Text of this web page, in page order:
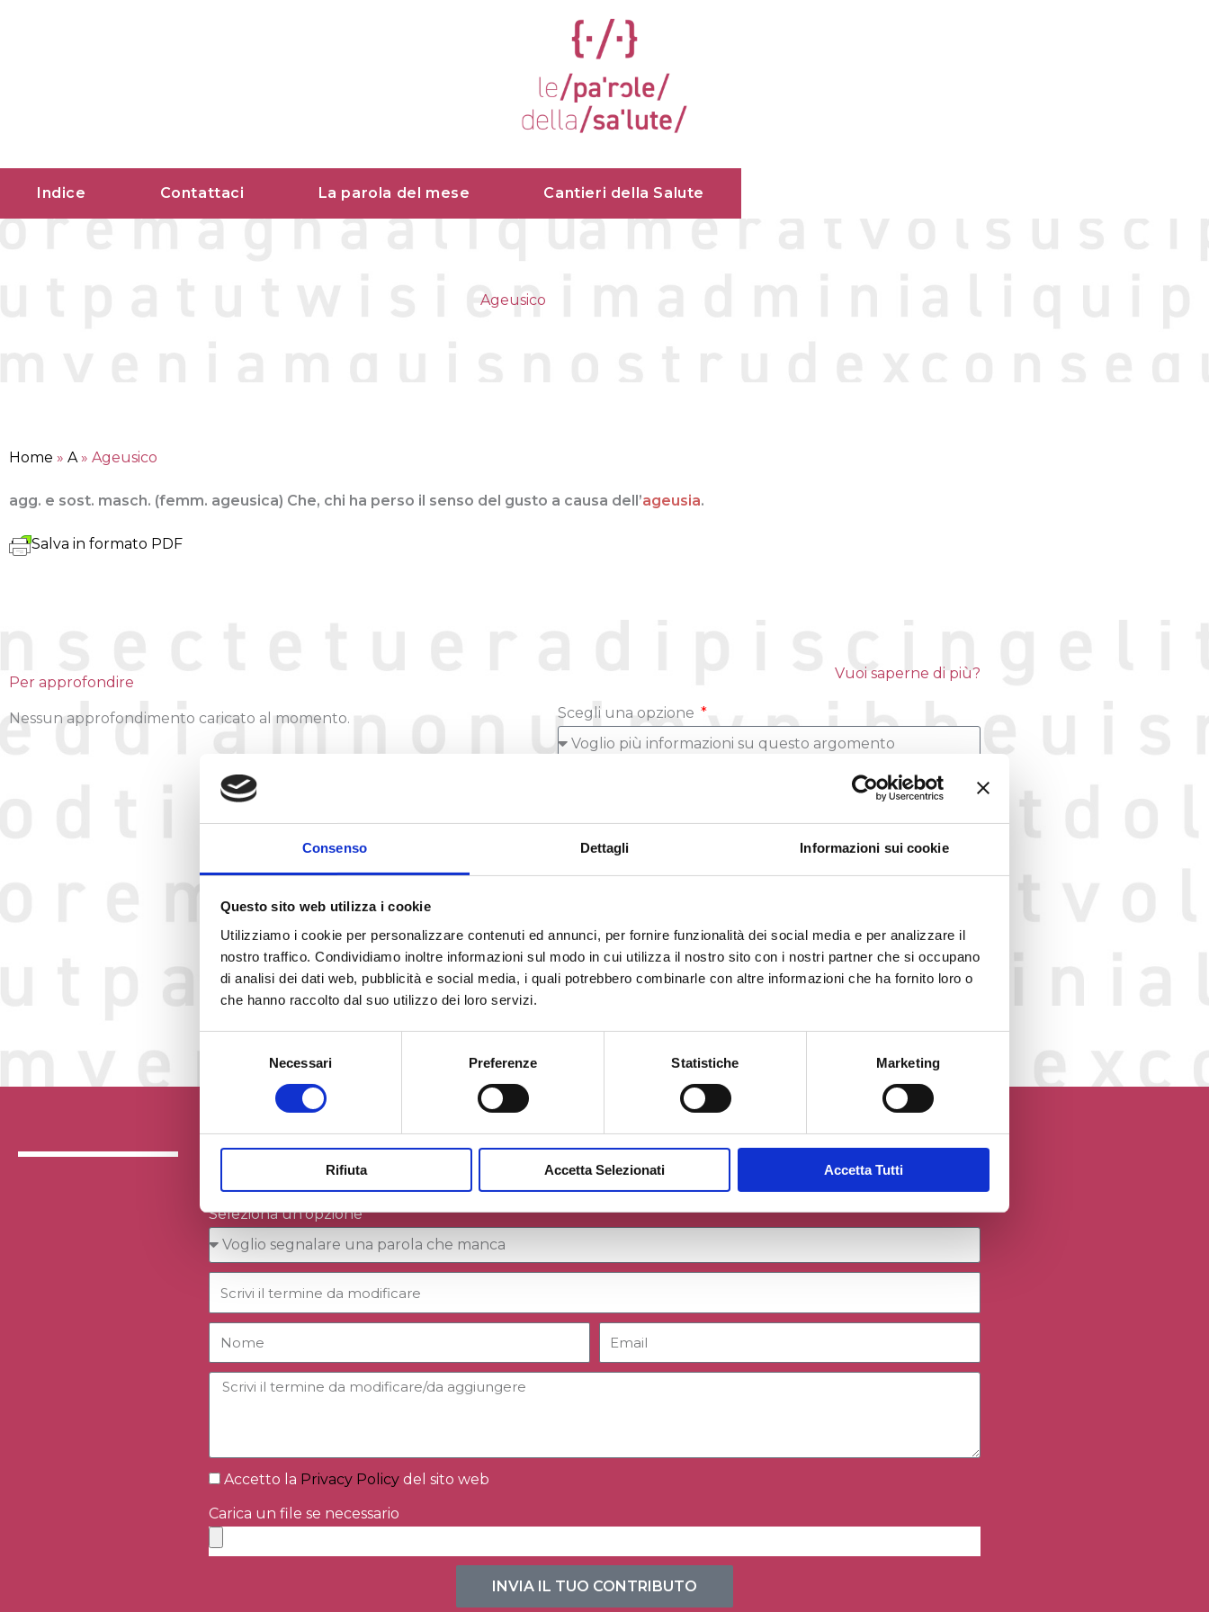
Consenso Dettagli Informazioni sui cookie
Questo sito web utilizza i cookie
Utilizziamo i cookie per personalizzare contenuti ed annunci, per fornire funzionalità dei social media e per analizzare il
nostro traffico. Condividiamo inoltre informazioni sul modo in cui utilizza il nostro sito con i nostri partner che si occupano
di analisi dei dati web, pubblicità e social media, i quali potrebbero combinarle con altre informazioni che ha fornito loro o
che hanno raccolto dal suo utilizzo dei loro servizi.
consenso
Necessari Preferenze Statistiche Marketing
Rifiuta Accetta Selezionati Accetta Tutti
Indice Contattaci La parola del mese Cantieri della Salute
Ageusico
Home » A» Ageusico
agg. e sost. masch. (femm. ageusica) Che, chi ha perso il senso del gusto a causa dell’ageusia.
Salva in formato PDF
Per approfondire
Nessun approfondimento caricato al momento.
Vuoi saperne di più?
Scegli una opzione
Accetto laPrivacy Policydel sito web
Contribuisci al glossario
Seleziona un'opzione
Accetto la Privacy Policy del sito web
Carica un file se necessario
INVIA IL TUO CONTRIBUTO